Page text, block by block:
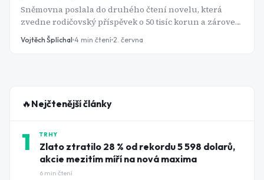
Sněmovna poslala do druhého čtení novelu, která
zvedne rodičovský příspěvek o 50 tisíc korun a zároveň
opraví klíčové parametry superdávky. Jenže zvýšení se
netýká všech rodičů a superdávka se mění podruhé za
Vojtěch Šplíchal 4 min čtení 2. června
🔥 Nejčtenější články
1 TRHY
Zlato ztratilo 28 % od rekordu 5 598 dolarů,
akcie mezitím míří na nová maxima
6 min čtení